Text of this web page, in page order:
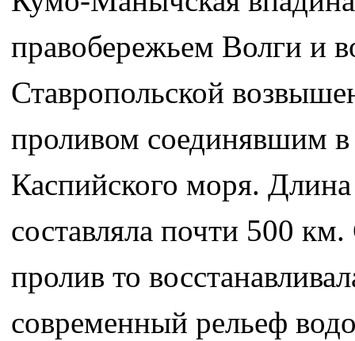
правобережьем Волги и
Ставропольской
проливом соединявшим
Каспийского моря.
составляла почти 500
пролив то
современный рельеф